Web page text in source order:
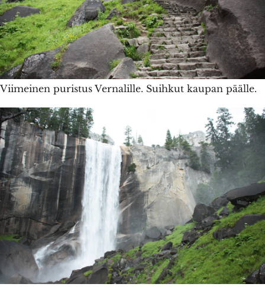
Viimeinen puristus Vernalille. Suihkut kaupan päälle.